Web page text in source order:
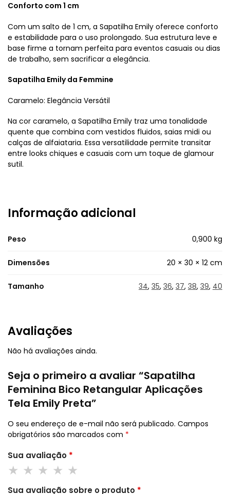
Conforto com 1 cm
Com um salto de 1 cm, a Sapatilha Emily oferece conforto
e estabilidade para o uso prolongado. Sua estrutura leve e
base firme a tornam perfeita para eventos casuais ou dias
de trabalho, sem sacrificar a elegância.
Sapatilha Emily da Femmine
Caramelo: Elegância Versátil
Na cor caramelo, a Sapatilha Emily traz uma tonalidade
quente que combina com vestidos fluidos, saias midi ou
calças de alfaiataria. Essa versatilidade permite transitar
entre looks chiques e casuais com um toque de glamour
sutil.
Informação adicional
Peso 0,900 kg
Dimensões 20 × 30 × 12 cm
Tamanho 34, 35, 36, 37, 38, 39, 40
Avaliações
Não há avaliações ainda.
Seja o primeiro a avaliar “Sapatilha
Feminina Bico Retangular Aplicações
Tela Emily Preta”
O seu endereço de e-mail não será publicado. Campos
obrigatórios são marcados com *
Sua avaliação *
Sua avaliação sobre o produto *